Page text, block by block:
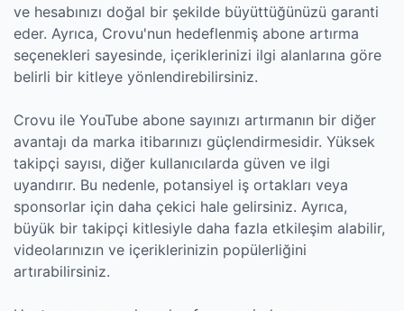
ve hesabınızı doğal bir şekilde büyüttüğünüzü garanti
eder. Ayrıca, Crovu'nun hedeflenmiş abone artırma
seçenekleri sayesinde, içeriklerinizi ilgi alanlarına göre
belirli bir kitleye yönlendirebilirsiniz.
Crovu ile YouTube abone sayınızı artırmanın bir diğer
avantajı da marka itibarınızı güçlendirmesidir. Yüksek
takipçi sayısı, diğer kullanıcılarda güven ve ilgi
uyandırır. Bu nedenle, potansiyel iş ortakları veya
sponsorlar için daha çekici hale gelirsiniz. Ayrıca,
büyük bir takipçi kitlesiyle daha fazla etkileşim alabilir,
videolarınızın ve içeriklerinizin popülerliğini
artırabilirsiniz.